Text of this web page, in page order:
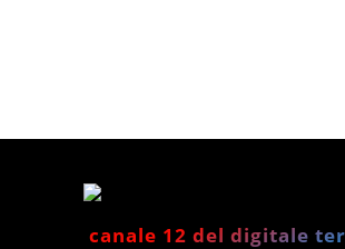
canale 12 del digitale